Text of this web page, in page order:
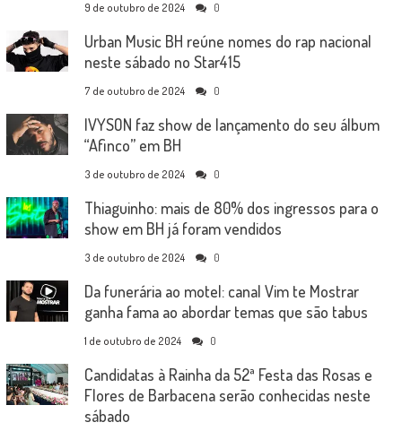
9 de outubro de 2024 0
Urban Music BH reúne nomes do rap nacional
neste sábado no Star415
7 de outubro de 2024 0
IVYSON faz show de lançamento do seu álbum
“Afinco” em BH
3 de outubro de 2024 0
Thiaguinho: mais de 80% dos ingressos para o
show em BH já foram vendidos
3 de outubro de 2024 0
Da funerária ao motel: canal Vim te Mostrar
ganha fama ao abordar temas que são tabus
1 de outubro de 2024 0
Candidatas à Rainha da 52ª Festa das Rosas e
Flores de Barbacena serão conhecidas neste
sábado